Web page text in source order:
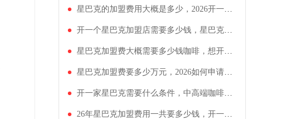
星巴克的加盟费用大概是多少，2026开一间星巴克门店需要多少钱
开一个星巴克加盟店需要多少钱，星巴克饮品店加盟条件有哪些
星巴克加盟费大概需要多少钱咖啡，想开一家星巴克怎么弄
星巴克加盟费要多少万元，2026如何申请开一家星巴克
开一家星巴克需要什么条件，中高端咖啡星巴克加盟多少钱
26年星巴克加盟费用一共要多少钱，开一家咖啡店要投资多少钱